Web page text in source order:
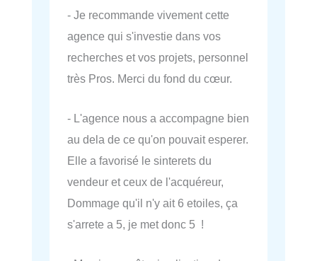
- Je recommande vivement cette
agence qui s'investie dans vos
recherches et vos projets, personnel
très Pros. Merci du fond du cœur.
- L'agence nous a accompagne bien
au dela de ce qu'on pouvait esperer.
Elle a favorisé le sinterets du
vendeur et ceux de l'acquéreur,
Dommage qu'il n'y ait 6 etoiles, ça
s'arrete a 5, je met donc 5 !